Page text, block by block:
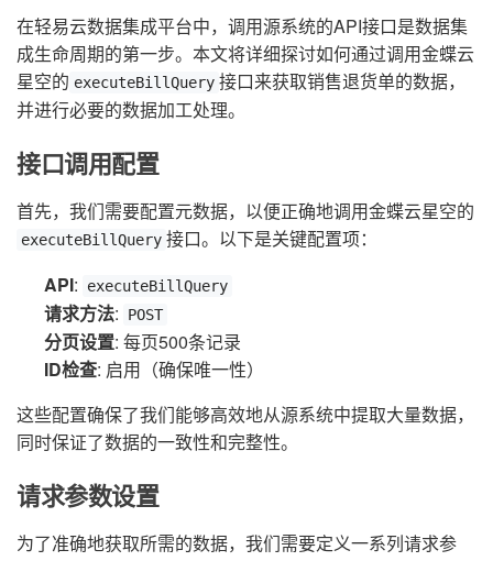
在轻易云数据集成平台中，调用源系统的API接口是数据集
成生命周期的第一步。本文将详细探讨如何通过调用金蝶云
星空的 executeBillQuery 接口来获取销售退货单的数据，
并进行必要的数据加工处理。
接口调用配置
首先，我们需要配置元数据，以便正确地调用金蝶云星空的
executeBillQuery 接口。以下是关键配置项：
API: executeBillQuery
请求方法: POST
分页设置: 每页500条记录
ID检查: 启用（确保唯一性）
这些配置确保了我们能够高效地从源系统中提取大量数据，
同时保证了数据的一致性和完整性。
请求参数设置
为了准确地获取所需的数据，我们需要定义一系列请求参